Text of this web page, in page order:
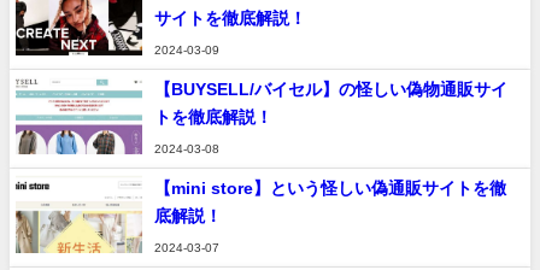
サイトを徹底解説！
2024-03-09
【BUYSELL/バイセル】の怪しい偽物通販サイ
トを徹底解説！
2024-03-08
【mini store】という怪しい偽通販サイトを徹
底解説！
2024-03-07